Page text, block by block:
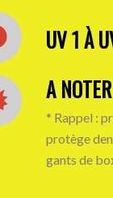
UV 1 À
A
* Rappel :
protège
gants de